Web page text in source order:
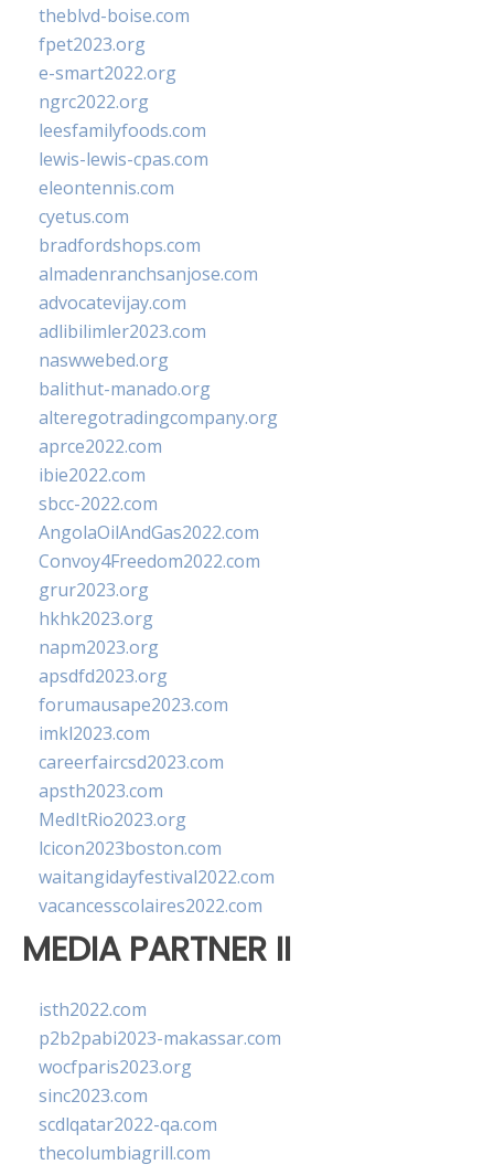
theblvd-boise.com
fpet2023.org
e-smart2022.org
ngrc2022.org
leesfamilyfoods.com
lewis-lewis-cpas.com
eleontennis.com
cyetus.com
bradfordshops.com
almadenranchsanjose.com
advocatevijay.com
adlibilimler2023.com
naswwebed.org
balithut-manado.org
alteregotradingcompany.org
aprce2022.com
ibie2022.com
sbcc-2022.com
AngolaOilAndGas2022.com
Convoy4Freedom2022.com
grur2023.org
hkhk2023.org
napm2023.org
apsdfd2023.org
forumausape2023.com
imkl2023.com
careerfaircsd2023.com
apsth2023.com
MedItRio2023.org
lcicon2023boston.com
waitangidayfestival2022.com
vacancesscolaires2022.com
MEDIA PARTNER II
isth2022.com
p2b2pabi2023-makassar.com
wocfparis2023.org
sinc2023.com
scdlqatar2022-qa.com
thecolumbiagrill.com